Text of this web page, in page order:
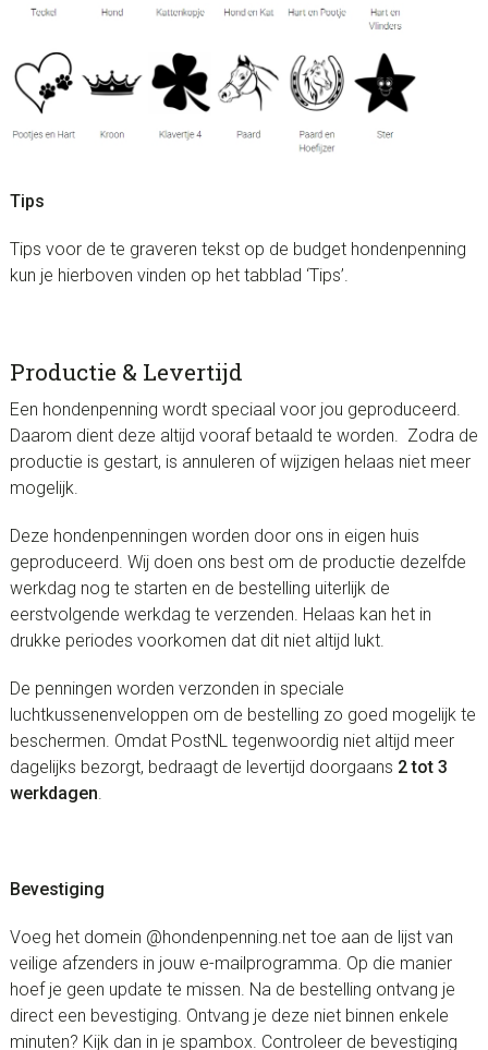
Tips
Tips voor de te graveren tekst op de budget hondenpenning
kun je hierboven vinden op het tabblad ‘Tips’.
Productie & Levertijd
Een hondenpenning wordt speciaal voor jou geproduceerd.
Daarom dient deze altijd vooraf betaald te worden. Zodra de
productie is gestart, is annuleren of wijzigen helaas niet meer
mogelijk.
Deze hondenpenningen worden door ons in eigen huis
geproduceerd. Wij doen ons best om de productie dezelfde
werkdag nog te starten en de bestelling uiterlijk de
eerstvolgende werkdag te verzenden. Helaas kan het in
drukke periodes voorkomen dat dit niet altijd lukt.
De penningen worden verzonden in speciale
luchtkussenenveloppen om de bestelling zo goed mogelijk te
beschermen. Omdat PostNL tegenwoordig niet altijd meer
dagelijks bezorgt, bedraagt de levertijd doorgaans 2 tot 3
werkdagen.
Bevestiging
Voeg het domein @hondenpenning.net toe aan de lijst van
veilige afzenders in jouw e-mailprogramma. Op die manier
hoef je geen update te missen. Na de bestelling ontvang je
direct een bevestiging. Ontvang je deze niet binnen enkele
minuten? Kijk dan in je spambox. Controleer de bevestiging